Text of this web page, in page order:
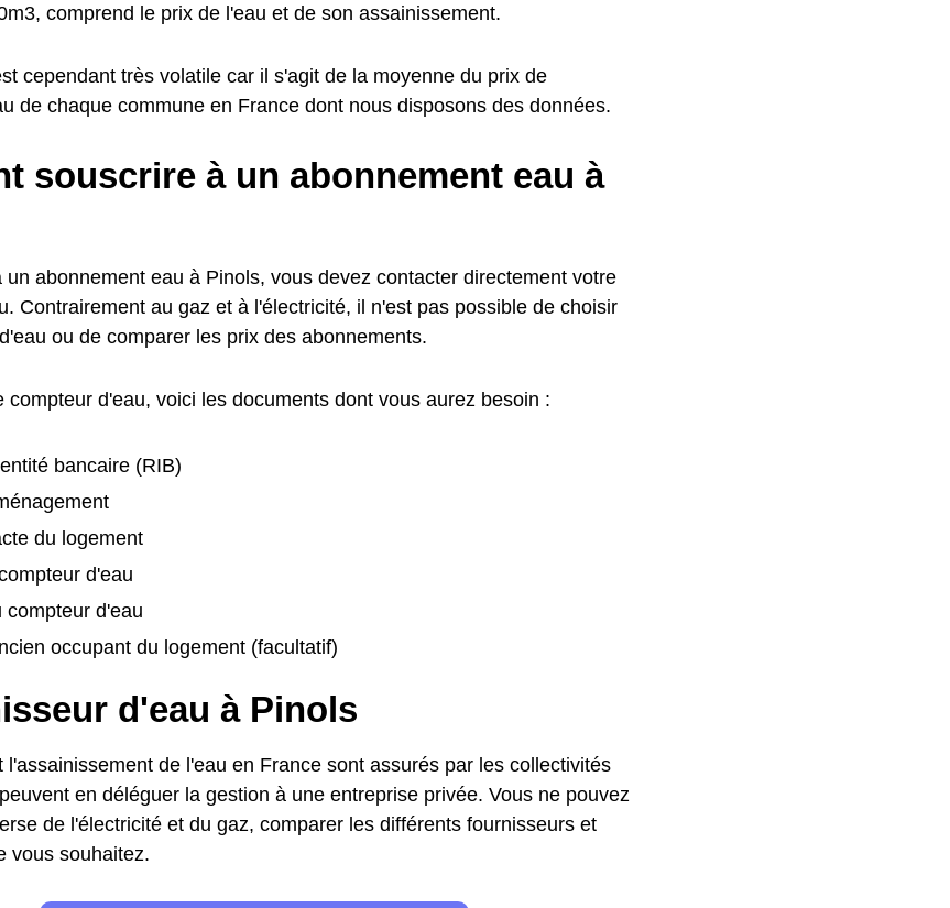
comprend le prix de l'eau et de son assainissement.
cependant très volatile car il s'agit de la moyenne du prix de
de chaque commune en France dont nous disposons des données.
souscrire à un abonnement eau à
un abonnement eau à Pinols, vous devez contacter directement votre
Contrairement au gaz et à l'électricité, il n'est pas possible de choisir
ou de comparer les prix des abonnements.
compteur d'eau, voici les documents dont vous aurez besoin :
bancaire (RIB)
du logement
d'eau
compteur d'eau
occupant du logement (facultatif)
d'eau à Pinols
l'assainissement de l'eau en France sont assurés par les collectivités
en déléguer la gestion à une entreprise privée. Vous ne pouvez
de l'électricité et du gaz, comparer les différents fournisseurs et
vous souhaitez.